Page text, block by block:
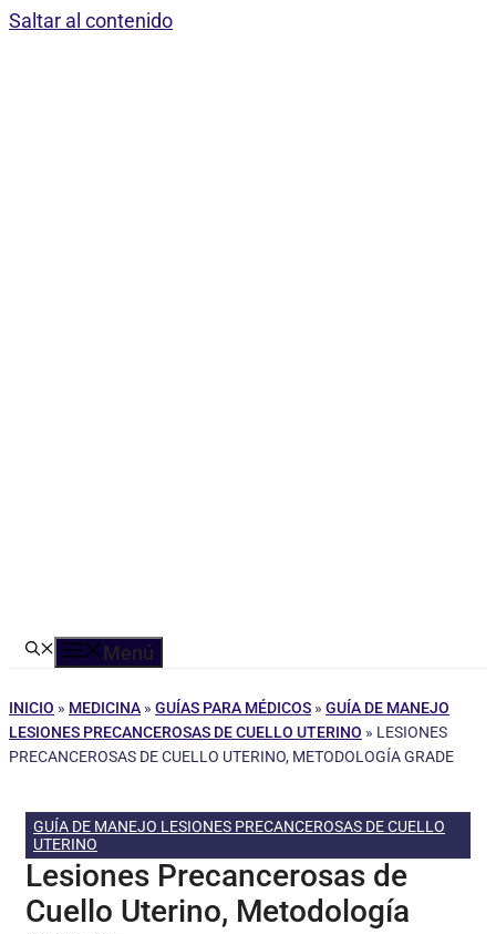
Saltar al contenido
Menú
INICIO » MEDICINA » GUÍAS PARA MÉDICOS » GUÍA DE MANEJO
LESIONES PRECANCEROSAS DE CUELLO UTERINO » LESIONES
PRECANCEROSAS DE CUELLO UTERINO, METODOLOGÍA GRADE
GUÍA DE MANEJO LESIONES PRECANCEROSAS DE CUELLO
UTERINO
Lesiones Precancerosas de
Cuello Uterino, Metodología